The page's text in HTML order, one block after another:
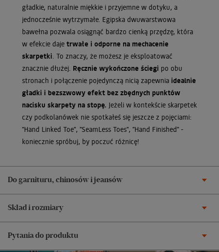
gładkie, naturalnie miękkie i przyjemne w dotyku, a
jednocześnie wytrzymałe. Egipska dwuwarstwowa
bawełna pozwala osiągnąć bardzo cienką przędzę, która
w efekcie daje trwałe i odporne na mechacenie
skarpetki . To znaczy, że możesz je eksploatować
znacznie dłużej. Ręcznie wykończone ściegi po obu
stronach i połączenie pojedynczą nicią zapewnia idealnie
gładki i bezszwowy efekt bez zbędnych punktów
nacisku skarpety na stopę. Jeżeli w kontekście skarpetek
czy podkolanówek nie spotkałeś się jeszcze z pojęciami:
"Hand Linked Toe", "SeamLess Toes", "Hand Finished" -
koniecznie spróbuj, by poczuć różnicę!
Do garnituru, chinosów i jeansów
Skład i rozmiary
Pytania do produktu